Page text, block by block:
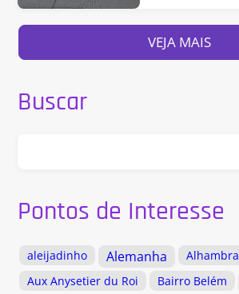
VEJA MAIS
Buscar
Pontos de Interesse
aleijadinho Alemanha Alhambra
Aux Anysetier du Roi Bairro Belém